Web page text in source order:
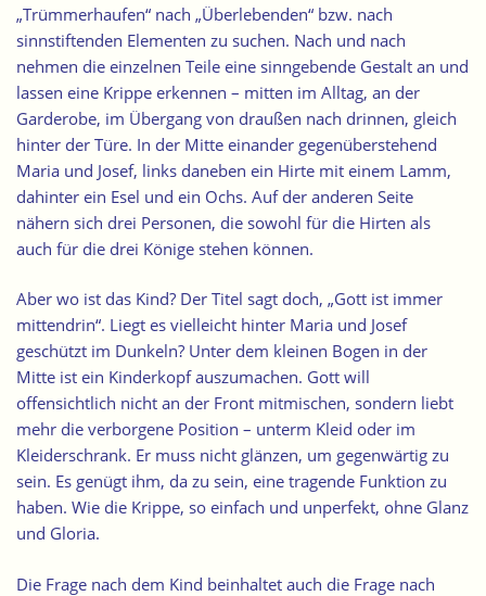
„Trümmerhaufen“ nach „Überlebenden“ bzw. nach
sinnstiftenden Elementen zu suchen. Nach und nach
nehmen die einzelnen Teile eine sinngebende Gestalt an und
lassen eine Krippe erkennen – mitten im Alltag, an der
Garderobe, im Übergang von draußen nach drinnen, gleich
hinter der Türe. In der Mitte einander gegenüberstehend
Maria und Josef, links daneben ein Hirte mit einem Lamm,
dahinter ein Esel und ein Ochs. Auf der anderen Seite
nähern sich drei Personen, die sowohl für die Hirten als
auch für die drei Könige stehen können.
Aber wo ist das Kind? Der Titel sagt doch, „Gott ist immer
mittendrin“. Liegt es vielleicht hinter Maria und Josef
geschützt im Dunkeln? Unter dem kleinen Bogen in der
Mitte ist ein Kinderkopf auszumachen. Gott will
offensichtlich nicht an der Front mitmischen, sondern liebt
mehr die verborgene Position – unterm Kleid oder im
Kleiderschrank. Er muss nicht glänzen, um gegenwärtig zu
sein. Es genügt ihm, da zu sein, eine tragende Funktion zu
haben. Wie die Krippe, so einfach und unperfekt, ohne Glanz
und Gloria.
Die Frage nach dem Kind beinhaltet auch die Frage nach